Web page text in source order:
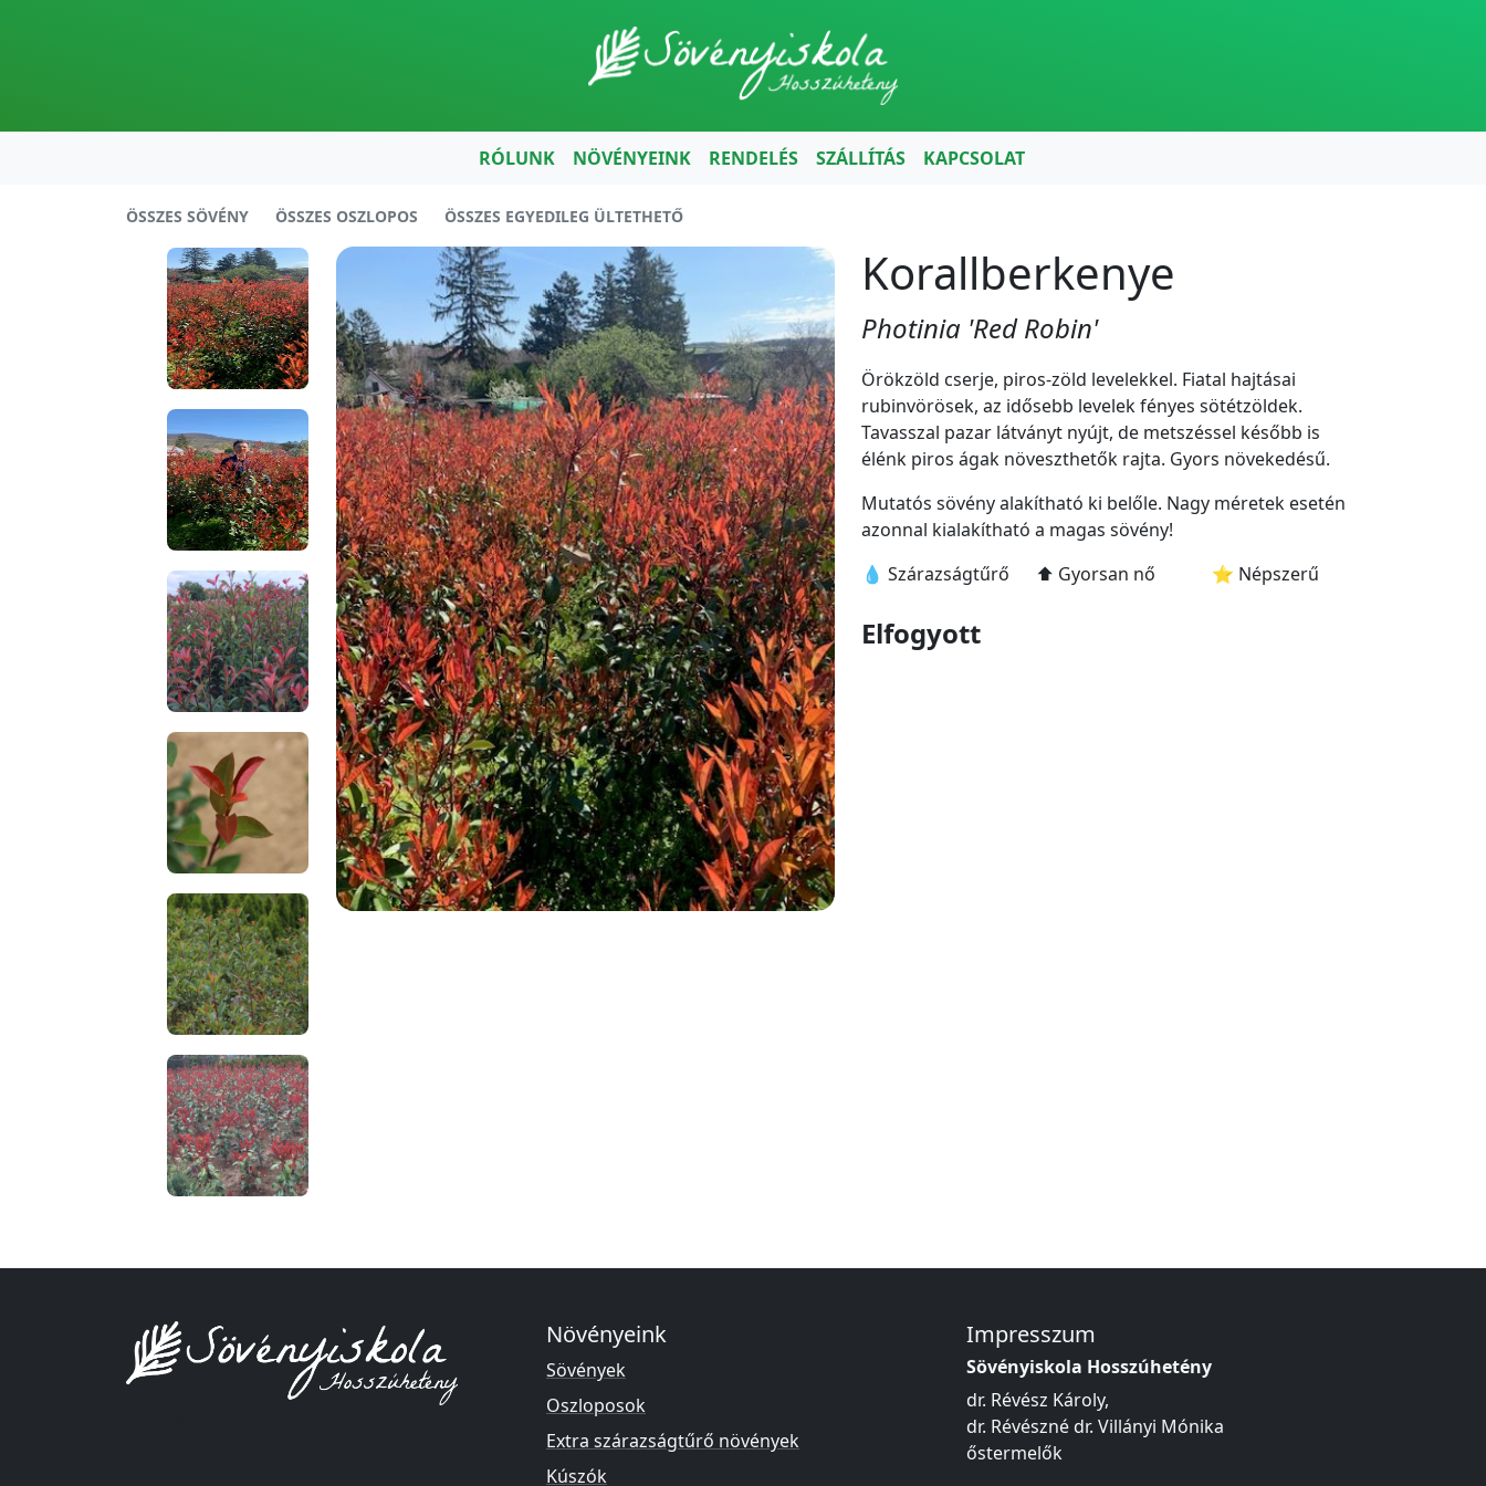
RÓLUNK NÖVÉNYEINK RENDELÉS SZÁLLÍTÁS KAPCSOLAT
ÖSSZES SÖVÉNY ÖSSZES OSZLOPOS ÖSSZES EGYEDILEG ÜLTETHETŐ
Korallberkenye
Photinia 'Red Robin'
Örökzöld cserje, piros-zöld levelekkel. Fiatal hajtásai
rubinvörösek, az idősebb levelek fényes sötétzöldek.
Tavasszal pazar látványt nyújt, de metszéssel később is
élénk piros ágak növeszthetők rajta. Gyors növekedésű.
Mutatós sövény alakítható ki belőle. Nagy méretek esetén
azonnal kialakítható a magas sövény!
💧 Szárazságtűrő
⬆️ Gyorsan nő ⭐ Népszerű
Elfogyott
Növényeink
Sövények
Oszloposok
Extra szárazságtűrő növények
Kúszók
Impresszum
Sövényiskola Hosszúhetény
dr. Révész Károly,
dr. Révészné dr. Villányi Mónika
őstermelők